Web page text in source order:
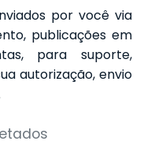
por você via
publicações em
para suporte,
autorização, envio